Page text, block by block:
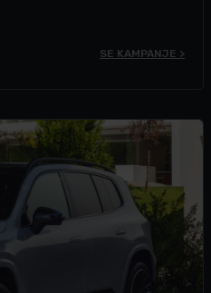
luksus, plass og
SE KAMPANJE >